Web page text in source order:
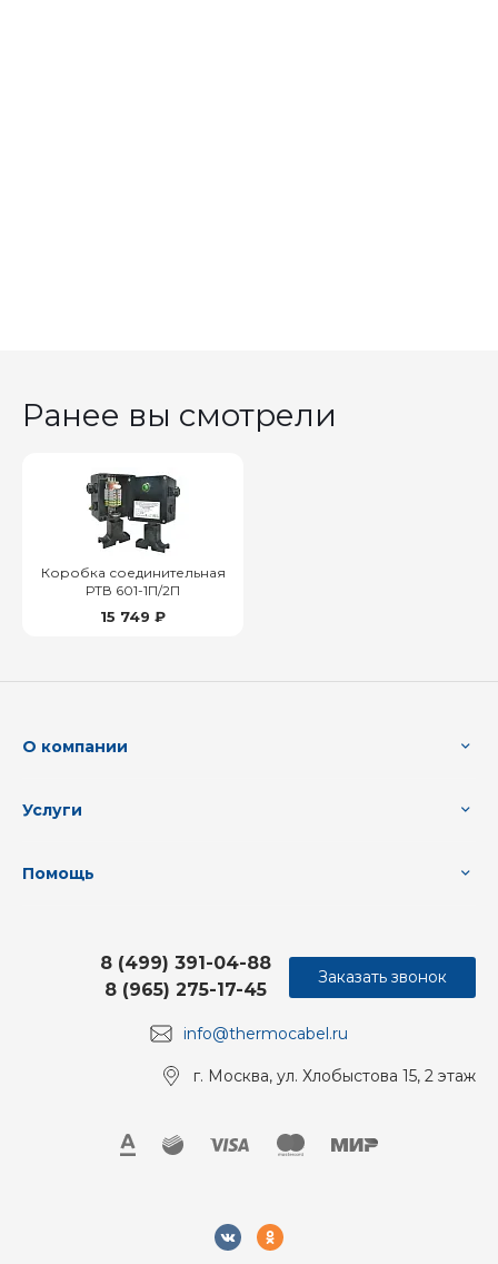
Ранее вы смотрели
Коробка соединительная
РТВ 601-1П/2П
15 749 ₽
О компании
Услуги
Помощь
info@thermocabel.ru
8 (499) 391-04-88
8 (965) 275-17-45
г. Москва, ул. Хлобыстова 15, 2 этаж
Заказать звонок